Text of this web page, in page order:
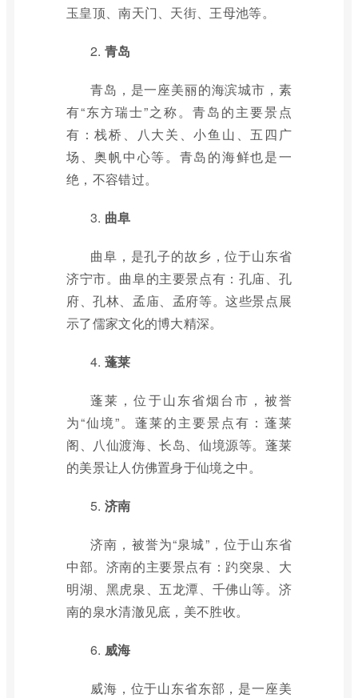
玉皇顶、南天门、天街、王母池等。
2. 青岛
青岛，是一座美丽的海滨城市，素
有“东方瑞士”之称。青岛的主要景点
有：栈桥、八大关、小鱼山、五四广
场、奥帆中心等。青岛的海鲜也是一
绝，不容错过。
3. 曲阜
曲阜，是孔子的故乡，位于山东省
济宁市。曲阜的主要景点有：孔庙、孔
府、孔林、孟庙、孟府等。这些景点展
示了儒家文化的博大精深。
4. 蓬莱
蓬莱，位于山东省烟台市，被誉
为“仙境”。蓬莱的主要景点有：蓬莱
阁、八仙渡海、长岛、仙境源等。蓬莱
的美景让人仿佛置身于仙境之中。
5. 济南
济南，被誉为“泉城”，位于山东省
中部。济南的主要景点有：趵突泉、大
明湖、黑虎泉、五龙潭、千佛山等。济
南的泉水清澈见底，美不胜收。
6. 威海
威海，位于山东省东部，是一座美